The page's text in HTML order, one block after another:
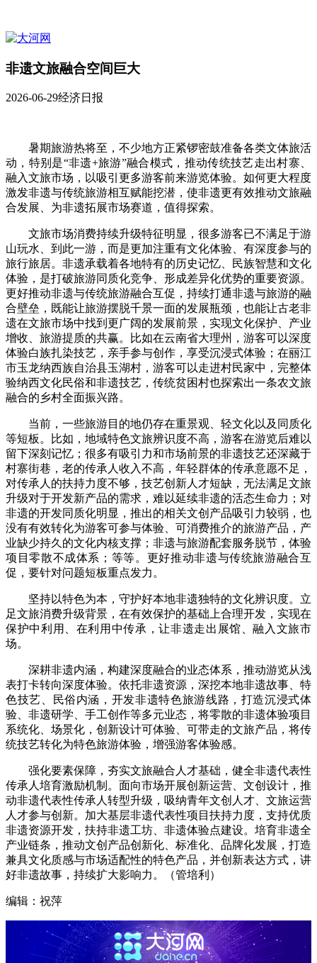
非遗文旅融合空间巨大
2026-06-29经济日报
暑期旅游热将至，不少地方正紧锣密鼓准备各类文体旅活
动，特别是“非遗+旅游”融合模式，推动传统技艺走出村寨、
融入文旅市场，以吸引更多游客前来游览体验。如何更大程度
激发非遗与传统旅游相互赋能挖潜，使非遗更有效推动文旅融
合发展、为非遗拓展市场赛道，值得探索。
文旅市场消费持续升级特征明显，很多游客已不满足于游
山玩水、到此一游，而是更加注重有文化体验、有深度参与的
旅行旅居。非遗承载着各地特有的历史记忆、民族智慧和文化
体验，是打破旅游同质化竞争、形成差异化优势的重要资源。
更好推动非遗与传统旅游融合互促，持续打通非遗与旅游的融
合壁垒，既能让旅游摆脱千景一面的发展瓶颈，也能让古老非
遗在文旅市场中找到更广阔的发展前景，实现文化保护、产业
增收、旅游提质的共赢。比如在云南省大理州，游客可以深度
体验白族扎染技艺，亲手参与创作，享受沉浸式体验；在丽江
市玉龙纳西族自治县玉湖村，游客可以走进村民家中，完整体
验纳西文化民俗和非遗技艺，传统贫困村也探索出一条农文旅
融合的乡村全面振兴路。
当前，一些旅游目的地仍存在重景观、轻文化以及同质化
等短板。比如，地域特色文旅辨识度不高，游客在游览后难以
留下深刻记忆；很多有吸引力和市场前景的非遗技艺还深藏于
村寨街巷，老的传承人收入不高，年轻群体的传承意愿不足，
对传承人的扶持力度不够，技艺创新人才短缺，无法满足文旅
升级对于开发新产品的需求，难以延续非遗的活态生命力；对
非遗的开发同质化明显，推出的相关文创产品吸引力较弱，也
没有有效转化为游客可参与体验、可消费推介的旅游产品，产
业缺少持久的文化内核支撑；非遗与旅游配套服务脱节，体验
项目零散不成体系；等等。更好推动非遗与传统旅游融合互
促，要针对问题短板重点发力。
坚持以特色为本，守护好本地非遗独特的文化辨识度。立
足文旅消费升级背景，在有效保护的基础上合理开发，实现在
保护中利用、在利用中传承，让非遗走出展馆、融入文旅市
场。
深耕非遗内涵，构建深度融合的业态体系，推动游览从浅
表打卡转向深度体验。依托非遗资源，深挖本地非遗故事、特
色技艺、民俗内涵，开发非遗特色旅游线路，打造沉浸式体
验、非遗研学、手工创作等多元业态，将零散的非遗体验项目
系统化、场景化，创新设计可体验、可带走的文旅产品，将传
统技艺转化为特色旅游体验，增强游客体验感。
强化要素保障，夯实文旅融合人才基础，健全非遗代表性
传承人培育激励机制。面向市场开展创新运营、文创设计，推
动非遗代表性传承人转型升级，吸纳青年文创人才、文旅运营
人才参与创新。加大基层非遗代表性项目扶持力度，支持优质
非遗资源开发，扶持非遗工坊、非遗体验点建设。培育非遗全
产业链条，推动文创产品创新化、标准化、品牌化发展，打造
兼具文化质感与市场适配性的特色产品，并创新表达方式，讲
好非遗故事，持续扩大影响力。（管培利）
编辑：祝萍